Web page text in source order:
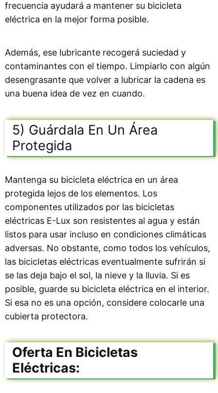
frecuencia ayudará a mantener su bicicleta
eléctrica en la mejor forma posible.
Además, ese lubricante recogerá suciedad y
contaminantes con el tiempo. Limpiarlo con algún
desengrasante que volver a lubricar la cadena es
una buena idea de vez en cuando.
5) Guárdala En Un Área
Protegida
Mantenga su bicicleta eléctrica en un área
protegida lejos de los elementos. Los
componentes utilizados por las bicicletas
eléctricas E-Lux son resistentes al agua y están
listos para usar incluso en condiciones climáticas
adversas. No obstante, como todos los vehículos,
las bicicletas eléctricas eventualmente sufrirán si
se las deja bajo el sol, la nieve y la lluvia. Si es
posible, guarde su bicicleta eléctrica en el interior.
Si esa no es una opción, considere colocarle una
cubierta protectora.
Oferta En Bicicletas
Eléctricas: